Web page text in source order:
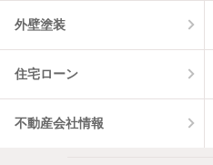
外壁塗装
住宅ローン
不動産会社情報